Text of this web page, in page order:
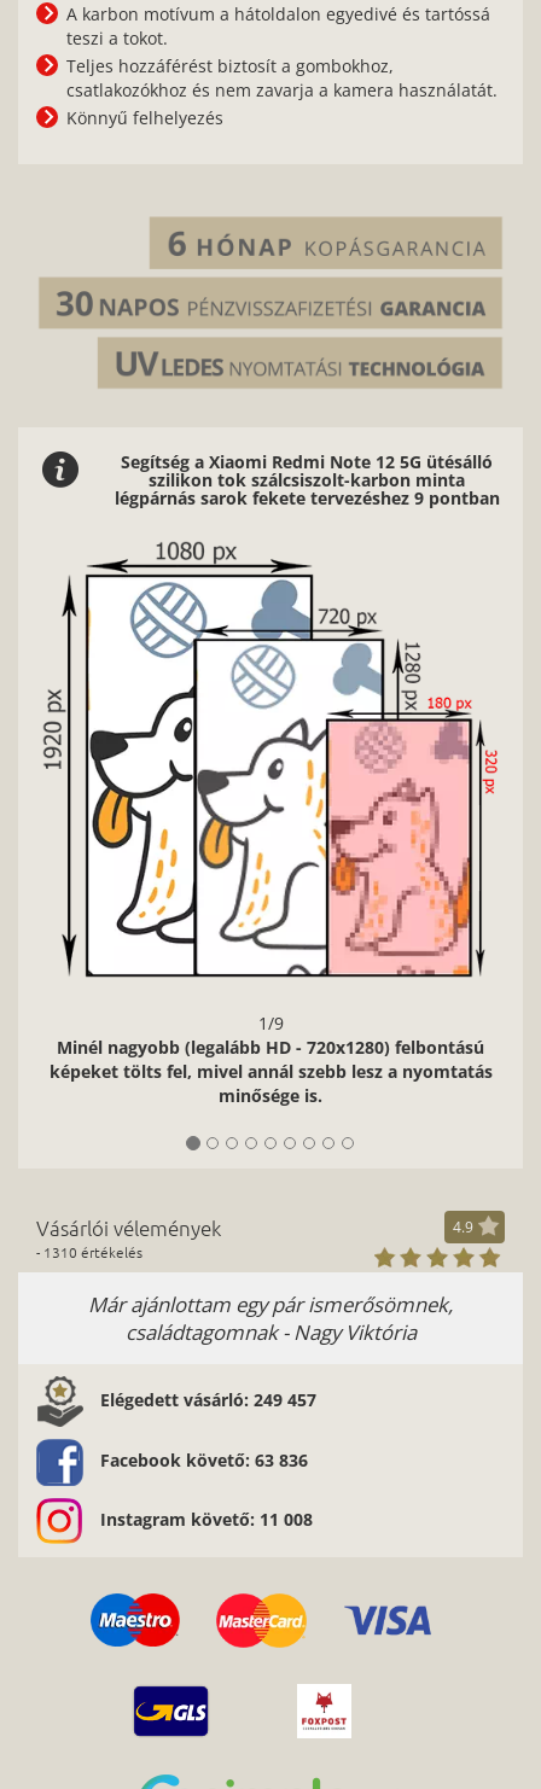
A karbon motívum a hátoldalon egyedivé és tartóssá
teszi a tokot.
Teljes hozzáférést biztosít a gombokhoz,
csatlakozókhoz és nem zavarja a kamera használatát.
Könnyű felhelyezés
Segítség a Xiaomi Redmi Note 12 5G ütésálló
szilikon tok szálcsiszolt-karbon minta
légpárnás sarok fekete tervezéshez 9 pontban
1/9
Minél nagyobb (legalább HD - 720x1280) felbontású
képeket tölts fel, mivel annál szebb lesz a nyomtatás
minősége is.
Vásárlói vélemények
- 1310 értékelés
4.9
Már ajánlottam egy pár ismerősömnek,
családtagomnak - Nagy Viktória
Elégedett vásárló: 249 457
Facebook követő: 63 836
Instagram követő: 11 008